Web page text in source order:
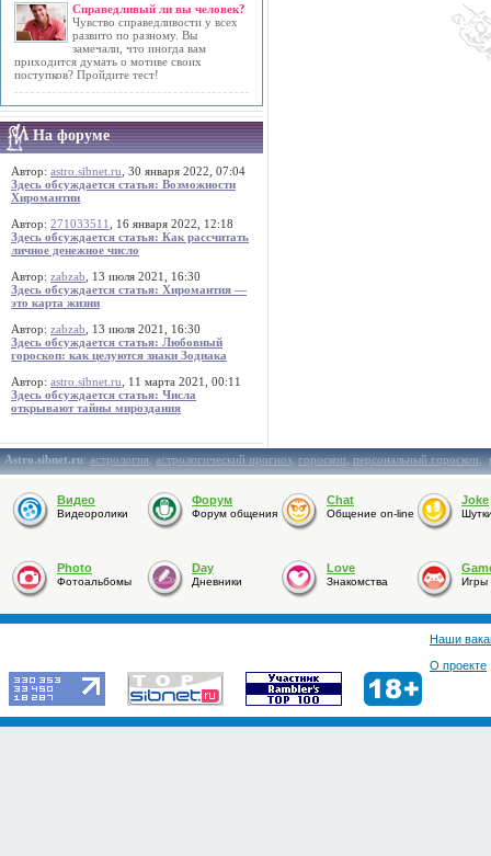
Справедливый ли вы человек?
Чувство справедливости у всех
развито по разному. Вы
замечали, что иногда вам
приходится думать о мотиве своих
поступков? Пройдите тест!
На форуме
Автор: astro.sibnet.ru , 30 января 2022, 07:04
Здесь обсуждается статья: Возможности
Хиромантии
Автор: 271033511
, 16 января 2022, 12:18
Здесь обсуждается статья: Как рассчитать
личное денежное число
Автор: zabzab , 13 июля 2021, 16:30
Здесь обсуждается статья: Хиромантия —
это карта жизни
Автор: zabzab , 13 июля 2021, 16:30
Здесь обсуждается статья: Любовный
гороскоп: как целуются знаки Зодиака
Автор: astro.sibnet.ru , 11 марта 2021, 00:11
Здесь обсуждается статья: Числа
открывают тайны мироздания
Astro.sibnet.ru:астрология,астрологический прогноз,гороскоп,персональный гороскоп,
Видео
Видеоролики
Форум
Форум общения
Chat
Общение on-line
Joke
Photo
Фотоальбомы
Day
Дневники
Love
Знакомства Игры
Наши
О проекте